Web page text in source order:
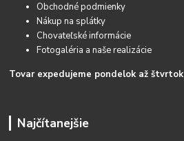
Obchodné podmienky
Nákup na splátky
Chovateľské informácie
Fotogaléria a naše realizácie
Tovar expedujeme pondelok až štvrtok
Najčítanejšie